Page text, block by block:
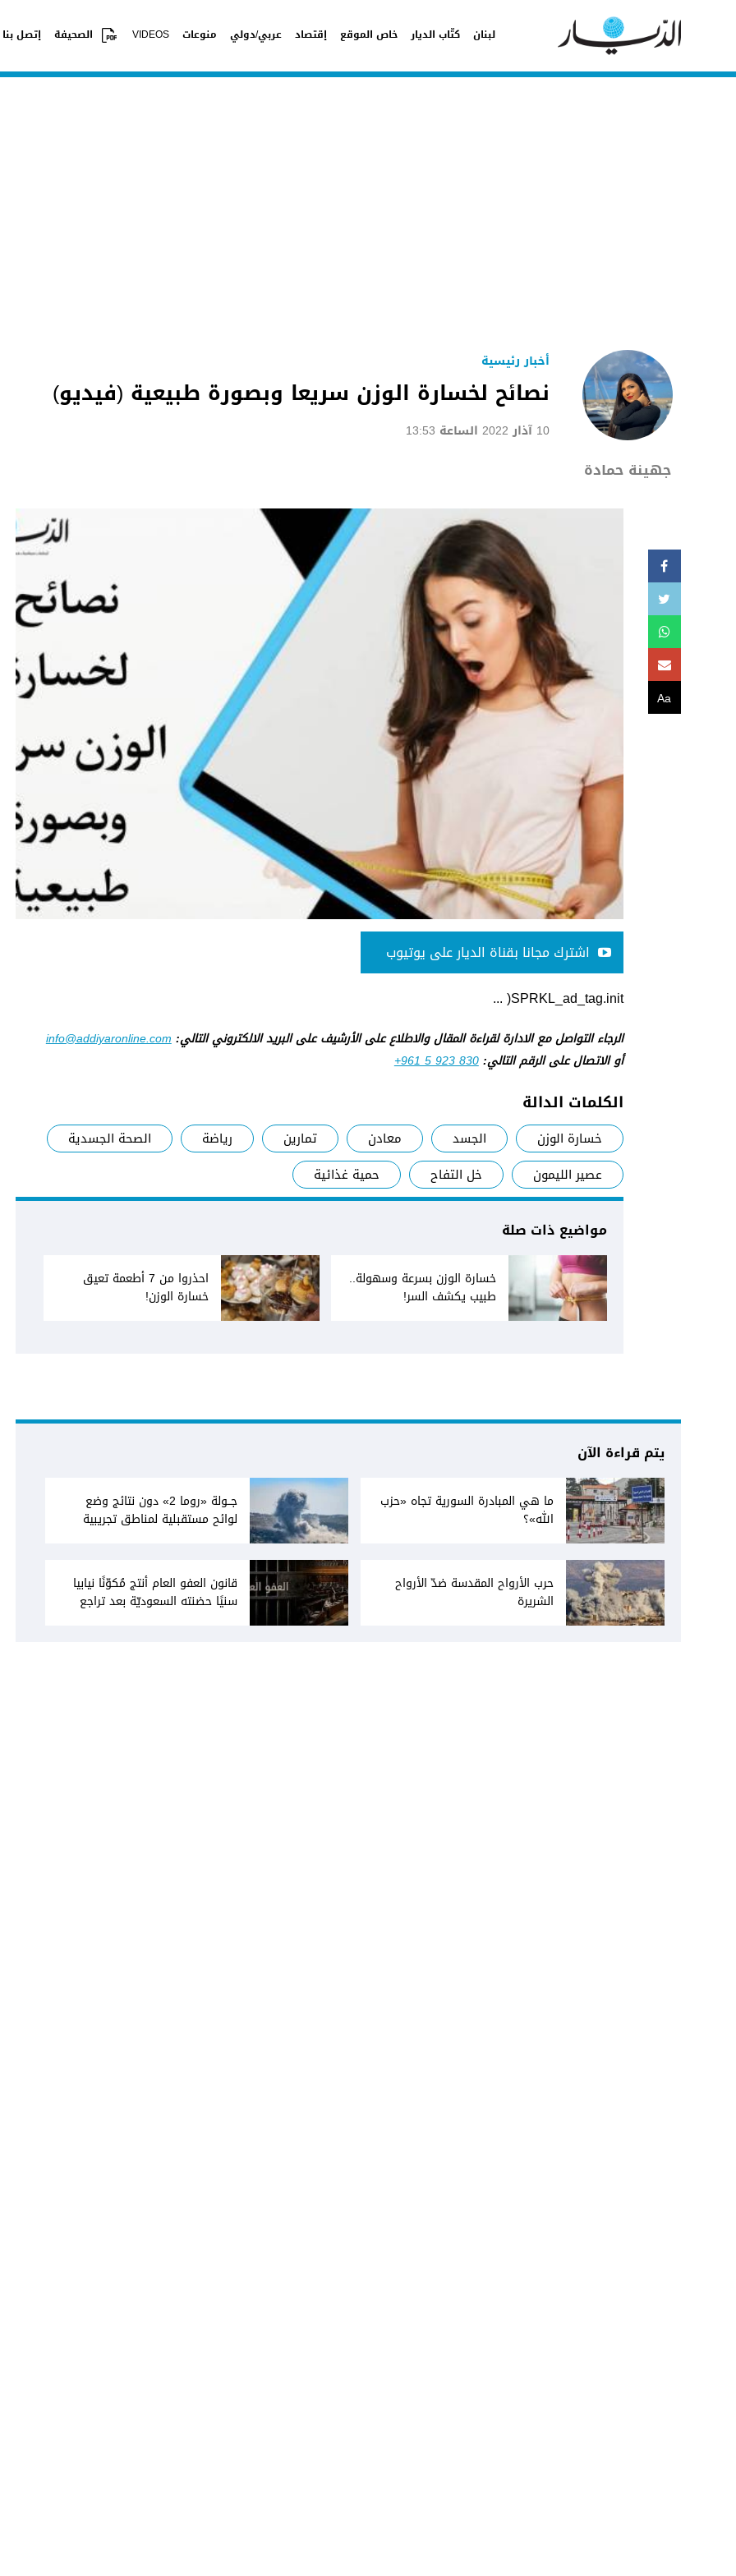
لبنان كتّاب الديار خاص الموقع إقتصاد عربي/دولي منوعات VIDEOS الصحيفة إتصل بنا
جهينة حمادة
أخبار رئيسية
نصائح لخسارة الوزن سريعا وبصورة طبيعية (فيديو)
10 آذار 2022 الساعة 13:53
Aa
اشترك مجانا بقناة الديار على يوتيوب
SPRKL_ad_tag.init( ...
الرجاء التواصل مع الادارة لقراءة المقال والاطلاع على الأرشيف على البريد الالكتروني التالي:info@addiyaronline.com
أو الاتصال على الرقم التالي:+961 5 923 830
الكلمات الدالة
خسارة الوزن الجسد معادن تمارين رياضة
الصحة الجسدية
عصير الليمون
خل التفاح حمية غذائية
مواضيع ذات صلة
خسارة الوزن بسرعة وسهولة..
طبيب يكشف السر!
احذروا من 7 أطعمة تعيق
خسارة الوزن!
يتم قراءة الآن
ما هي المبادرة السورية تجاه «حزب
الله»؟
جــولة «روما 2» دون نتائج وضع
لوائح مستقبلية لمناطق تجريبية
حرب الأرواح المقدسة ضدّ الأرواح
الشريرة
قانون العفو العام أنتج مُكوّنًا نيابيا
سنيًا حضنته السعوديّة بعد تراجع